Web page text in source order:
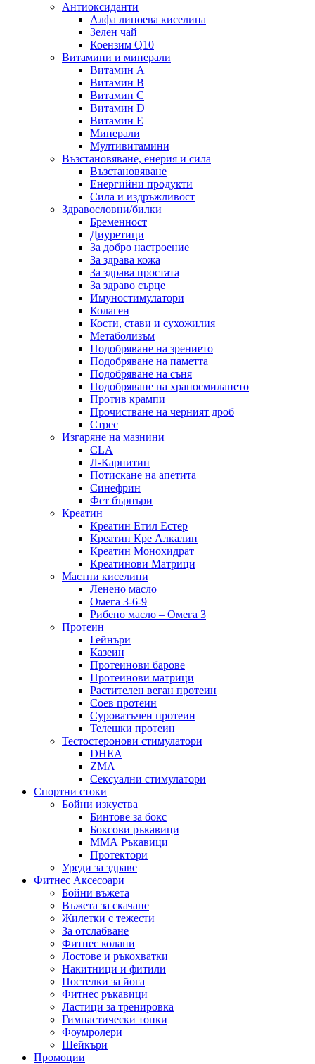
Антиоксиданти
Алфа липоева киселина
Зелен чай
Коензим Q10
Витамини и минерали
Витамин А
Витамин B
Витамин C
Витамин D
Витамин E
Минерали
Мултивитамини
Възстановяване, енерия и сила
Възстановяване
Енергийни продукти
Сила и издръжливост
Здравословни/билки
Бременност
Диуретици
За добро настроение
За здрава кожа
За здрава простата
За здраво сърце
Имуностимулатори
Колаген
Кости, стави и сухожилия
Метаболизъм
Подобряване на зрението
Подобряване на паметта
Подобряване на съня
Подобряване на храносмилането
Против крампи
Прочистване на черният дроб
Стрес
Изгаряне на мазнини
CLA
Л-Карнитин
Потискане на апетита
Синефрин
Фет бърнъри
Креатин
Креатин Етил Естер
Креатин Кре Алкалин
Креатин Монохидрат
Креатинови Матрици
Мастни киселини
Ленено масло
Омега 3-6-9
Рибено масло – Омега 3
Протеин
Гейнъри
Казеин
Протеинови барове
Протеинови матрици
Растителен веган протеин
Соев протеин
Суроватъчен протеин
Телешки протеин
Тестостеронови стимулатори
DHEA
ZMA
Сексуални стимулатори
Спортни стоки
Бойни изкуства
Бинтове за бокс
Боксови ръкавици
ММА Ръкавици
Протектори
Уреди за здраве
Фитнес Аксесоари
Бойни въжета
Въжета за скачане
Жилетки с тежести
За отслабване
Фитнес колани
Лостове и ръкохватки
Накитници и фитили
Постелки за йога
Фитнес ръкавици
Ластици за тренировка
Гимнастически топки
Фоумролери
Шейкъри
Промоции